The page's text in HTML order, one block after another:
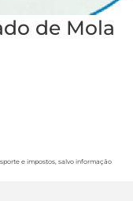
de Mola
e impostos, salvo informação